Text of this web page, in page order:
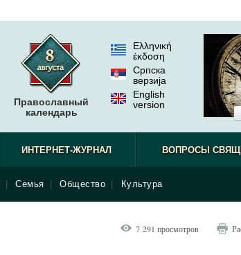
Православный
календарь
Ελληνική
έκδοση
Српска
верзиjа
English
version
ИНТЕРНЕТ-ЖУРНАЛ ВОПРОСЫ
Семья Общество Культура
7 291 просмотров